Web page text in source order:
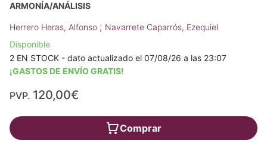
ARMONÍA/ANÁLISIS
Herrero Heras, Alfonso ; Navarrete Caparrós, Ezequiel
Disponible
2 EN STOCK - dato actualizado el 07/08/26 a las 23:07
¡GASTOS DE ENVÍO GRATIS!
PVP. 120,00€
Comprar